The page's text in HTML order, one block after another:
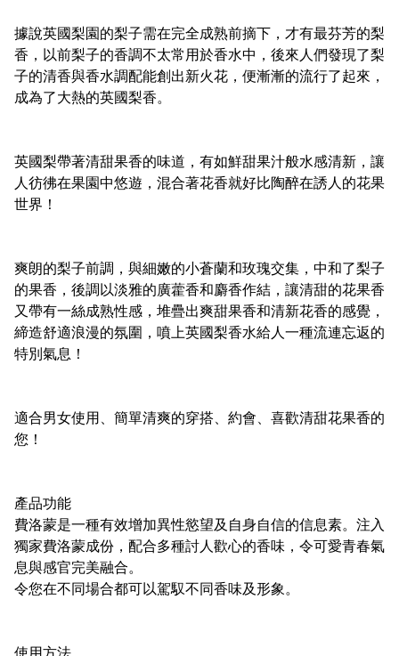
據說英國梨園的梨子需在完全成熟前摘下，才有最芬芳的梨
香，以前梨子的香調不太常用於香水中，後來人們發現了梨
子的清香與香水調配能創出新火花，便漸漸的流行了起來，
成為了大熱的英國梨香。
英國梨帶著清甜果香的味道，有如鮮甜果汁般水感清新，讓
人彷彿在果園中悠遊，混合著花香就好比陶醉在誘人的花果
世界！
爽朗的梨子前調，與細嫩的小蒼蘭和玫瑰交集，中和了梨子
的果香，後調以淡雅的廣藿香和麝香作結，讓清甜的花果香
又帶有一絲成熟性感，堆疊出爽甜果香和清新花香的感覺，
締造舒適浪漫的氛圍，噴上英國梨香水給人一種流連忘返的
特別氣息！
適合男女使用、簡單清爽的穿搭、約會、喜歡清甜花果香的
您！
產品功能
費洛蒙是一種有效增加異性慾望及自身自信的信息素。注入
獨家費洛蒙成份，配合多種討人歡心的香味，令可愛青春氣
息與感官完美融合。
令您在不同場合都可以駕馭不同香味及形象。